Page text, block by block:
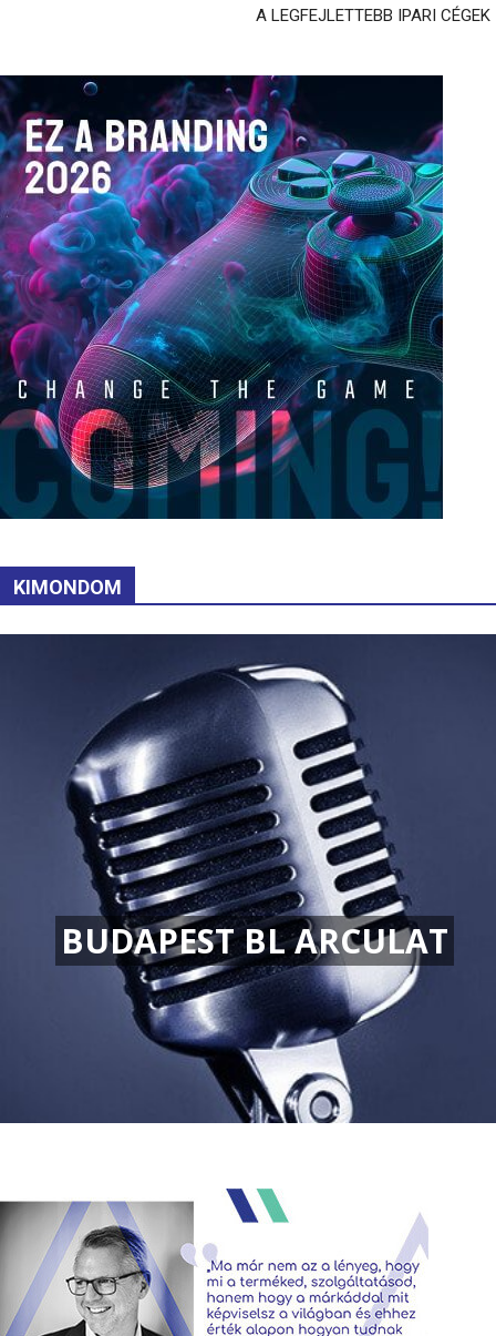
A LEGFEJLETTEBB IPARI CÉGEK
KIMONDOM
BUDAPEST BL ARCULAT